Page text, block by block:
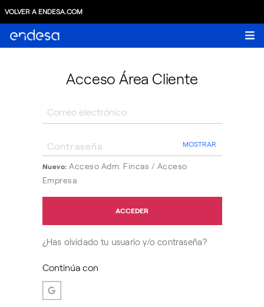
VOLVER A ENDESA.COM
Acceso Área Cliente
MOSTRAR
Nuevo: Acceso Adm. Fincas / Acceso
Empresa
ACCEDER
¿Has olvidado tu usuario y/o contraseña?
Continúa con